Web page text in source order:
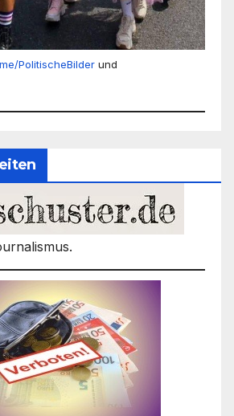
PolitischeBilder und